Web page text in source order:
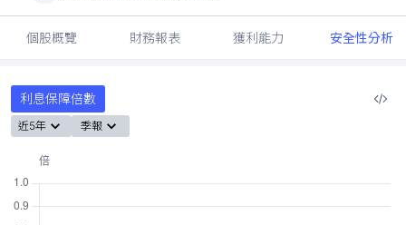
個股概覽 財務報表 獲利能力 安全性分析
利息保障倍數
近5年 季報